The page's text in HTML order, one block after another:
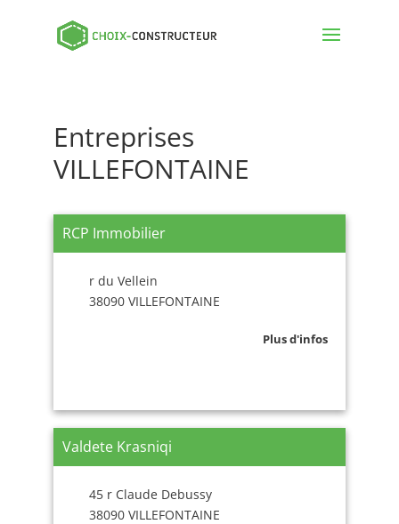
Entreprises
VILLEFONTAINE
RCP Immobilier
r du Vellein
38090 VILLEFONTAINE
Plus d'infos
Valdete Krasniqi
45 r Claude Debussy
38090 VILLEFONTAINE